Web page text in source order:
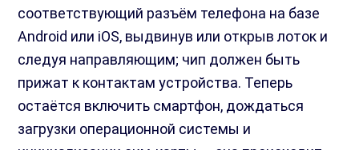
соответствующий разъём телефона на базе
Android или iOS, выдвинув или открыв лоток и
следуя направляющим; чип должен быть
прижат к контактам устройства. Теперь
остаётся включить смартфон, дождаться
загрузки операционной системы и